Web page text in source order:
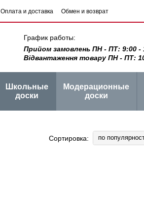
Оплата и доставка
Обмен и возврат
График работы:
Прийом замовлень ПН - ПТ: 9:00 -
Відвантаження товару ПН - ПТ:
Школьные
доски
Модерационные
доски
Сортировка: по